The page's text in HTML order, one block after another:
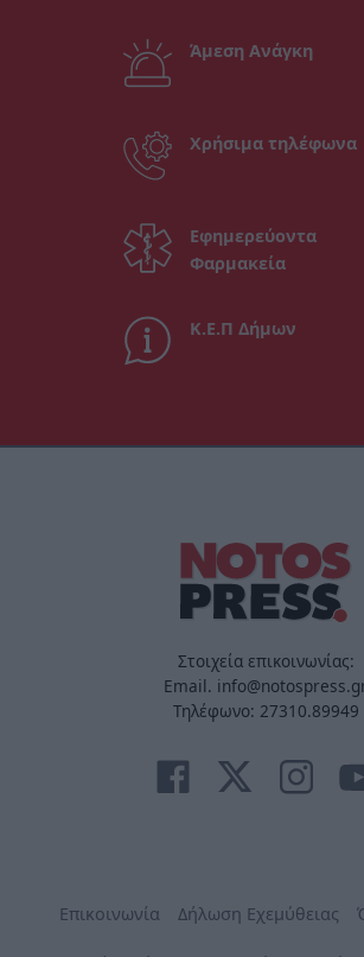
Άμεση Ανάγκη
Χρήσιμα τηλέφωνα
Εφημερεύοντα
Φαρμακεία
Κ.Ε.Π Δήμων
Στοιχεία επικοινωνίας:
Email.
Τηλέφωνο: 27310.89949
Επικοινωνία Δήλωση Εχεμύθειας